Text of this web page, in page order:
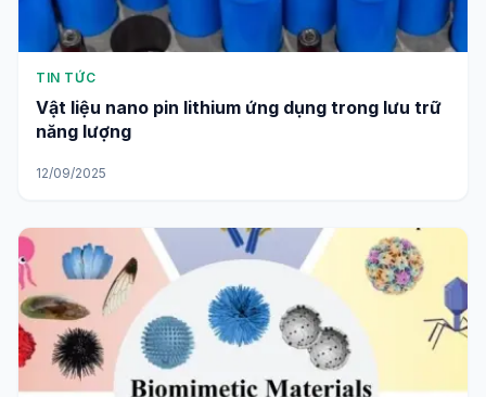
TIN TỨC
Vật liệu nano pin lithium ứng dụng trong lưu trữ
năng lượng
12/09/2025